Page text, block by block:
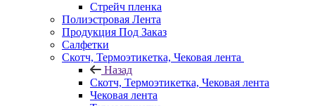
Стрейч пленка
Полиэстровая Лента
Продукция Под Заказ
Салфетки
Скотч, Термоэтикетка, Чековая лента
Назад
Скотч, Термоэтикетка, Чековая лента
Чековая лента